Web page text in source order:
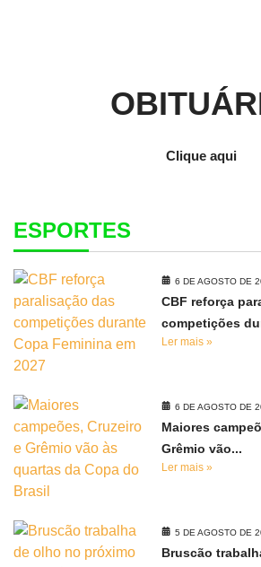
Clique aqui
ESPORTES
6 DE AGOSTO DE
CBF reforça
competições
Ler mais »
6 DE AGOSTO DE
Maiores
Grêmio vão...
Ler mais »
5 DE AGOSTO DE
Bruscão